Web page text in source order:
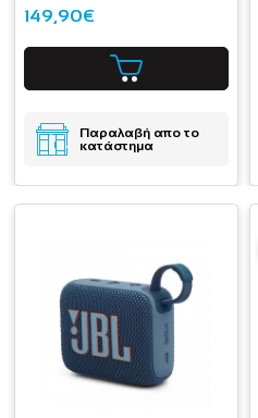
149,90€
Παραλαβή απο το
κατάστημα